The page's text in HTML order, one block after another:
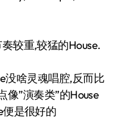
较重,较猛的House.
没啥灵魂唱腔,反而比
像”演奏类”的House
便是很好的